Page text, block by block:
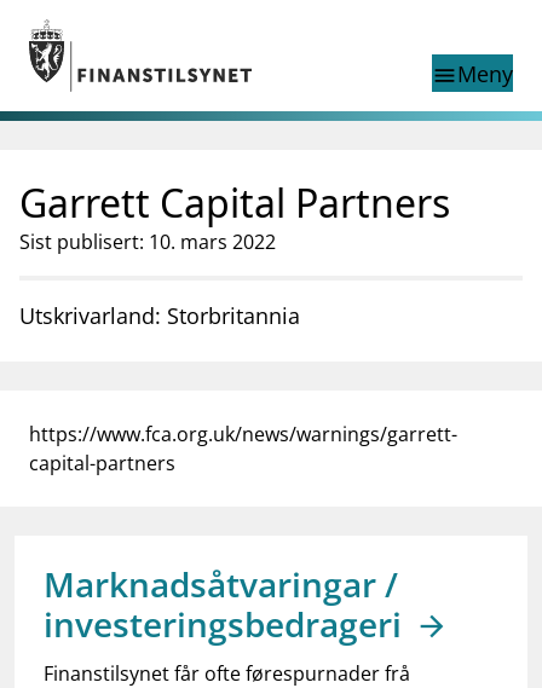
Gå til hovedinnhold
Gå til søkesiden
menuMeny
nettstedet
language
English
English
Tilsyn
Finanstilsynets registre
businessOm Finanstilsynet
dashboard Informasjon for investorer
notifications_none Abonner på nyhetsvarsel
Garrett Capital Partners
Sist publisert: 10. mars 2022
Utskrivarland: Storbritannia
https://www.fca.org.uk/news/warnings/garrett-
capital-partners
Marknadsåtvaringar /
investeringsbedrageri
Finanstilsynet får ofte førespurnader frå